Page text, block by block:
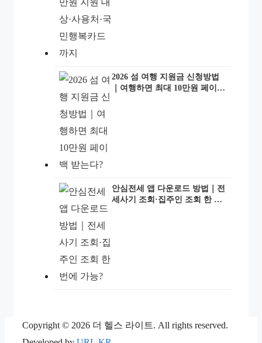
2026 섬 여행 지원금 신청방법
｜여행하면 최대 10만원 페이백
안심전세 앱 다운로드 방법｜전
세사기 조회·집주인 조회 한 번
Copyright © 2026 더 헬스 라이트. All rights reserved.